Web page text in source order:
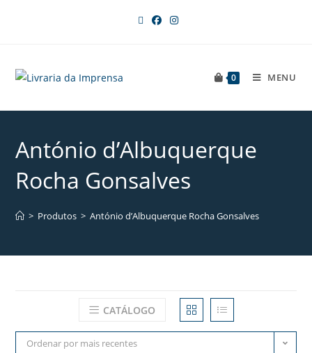
0 MENU
António d’Albuquerque
Rocha Gonsalves
> Produtos > António d’Albuquerque Rocha Gonsalves
CATÁLOGO
Ordenar por mais recentes